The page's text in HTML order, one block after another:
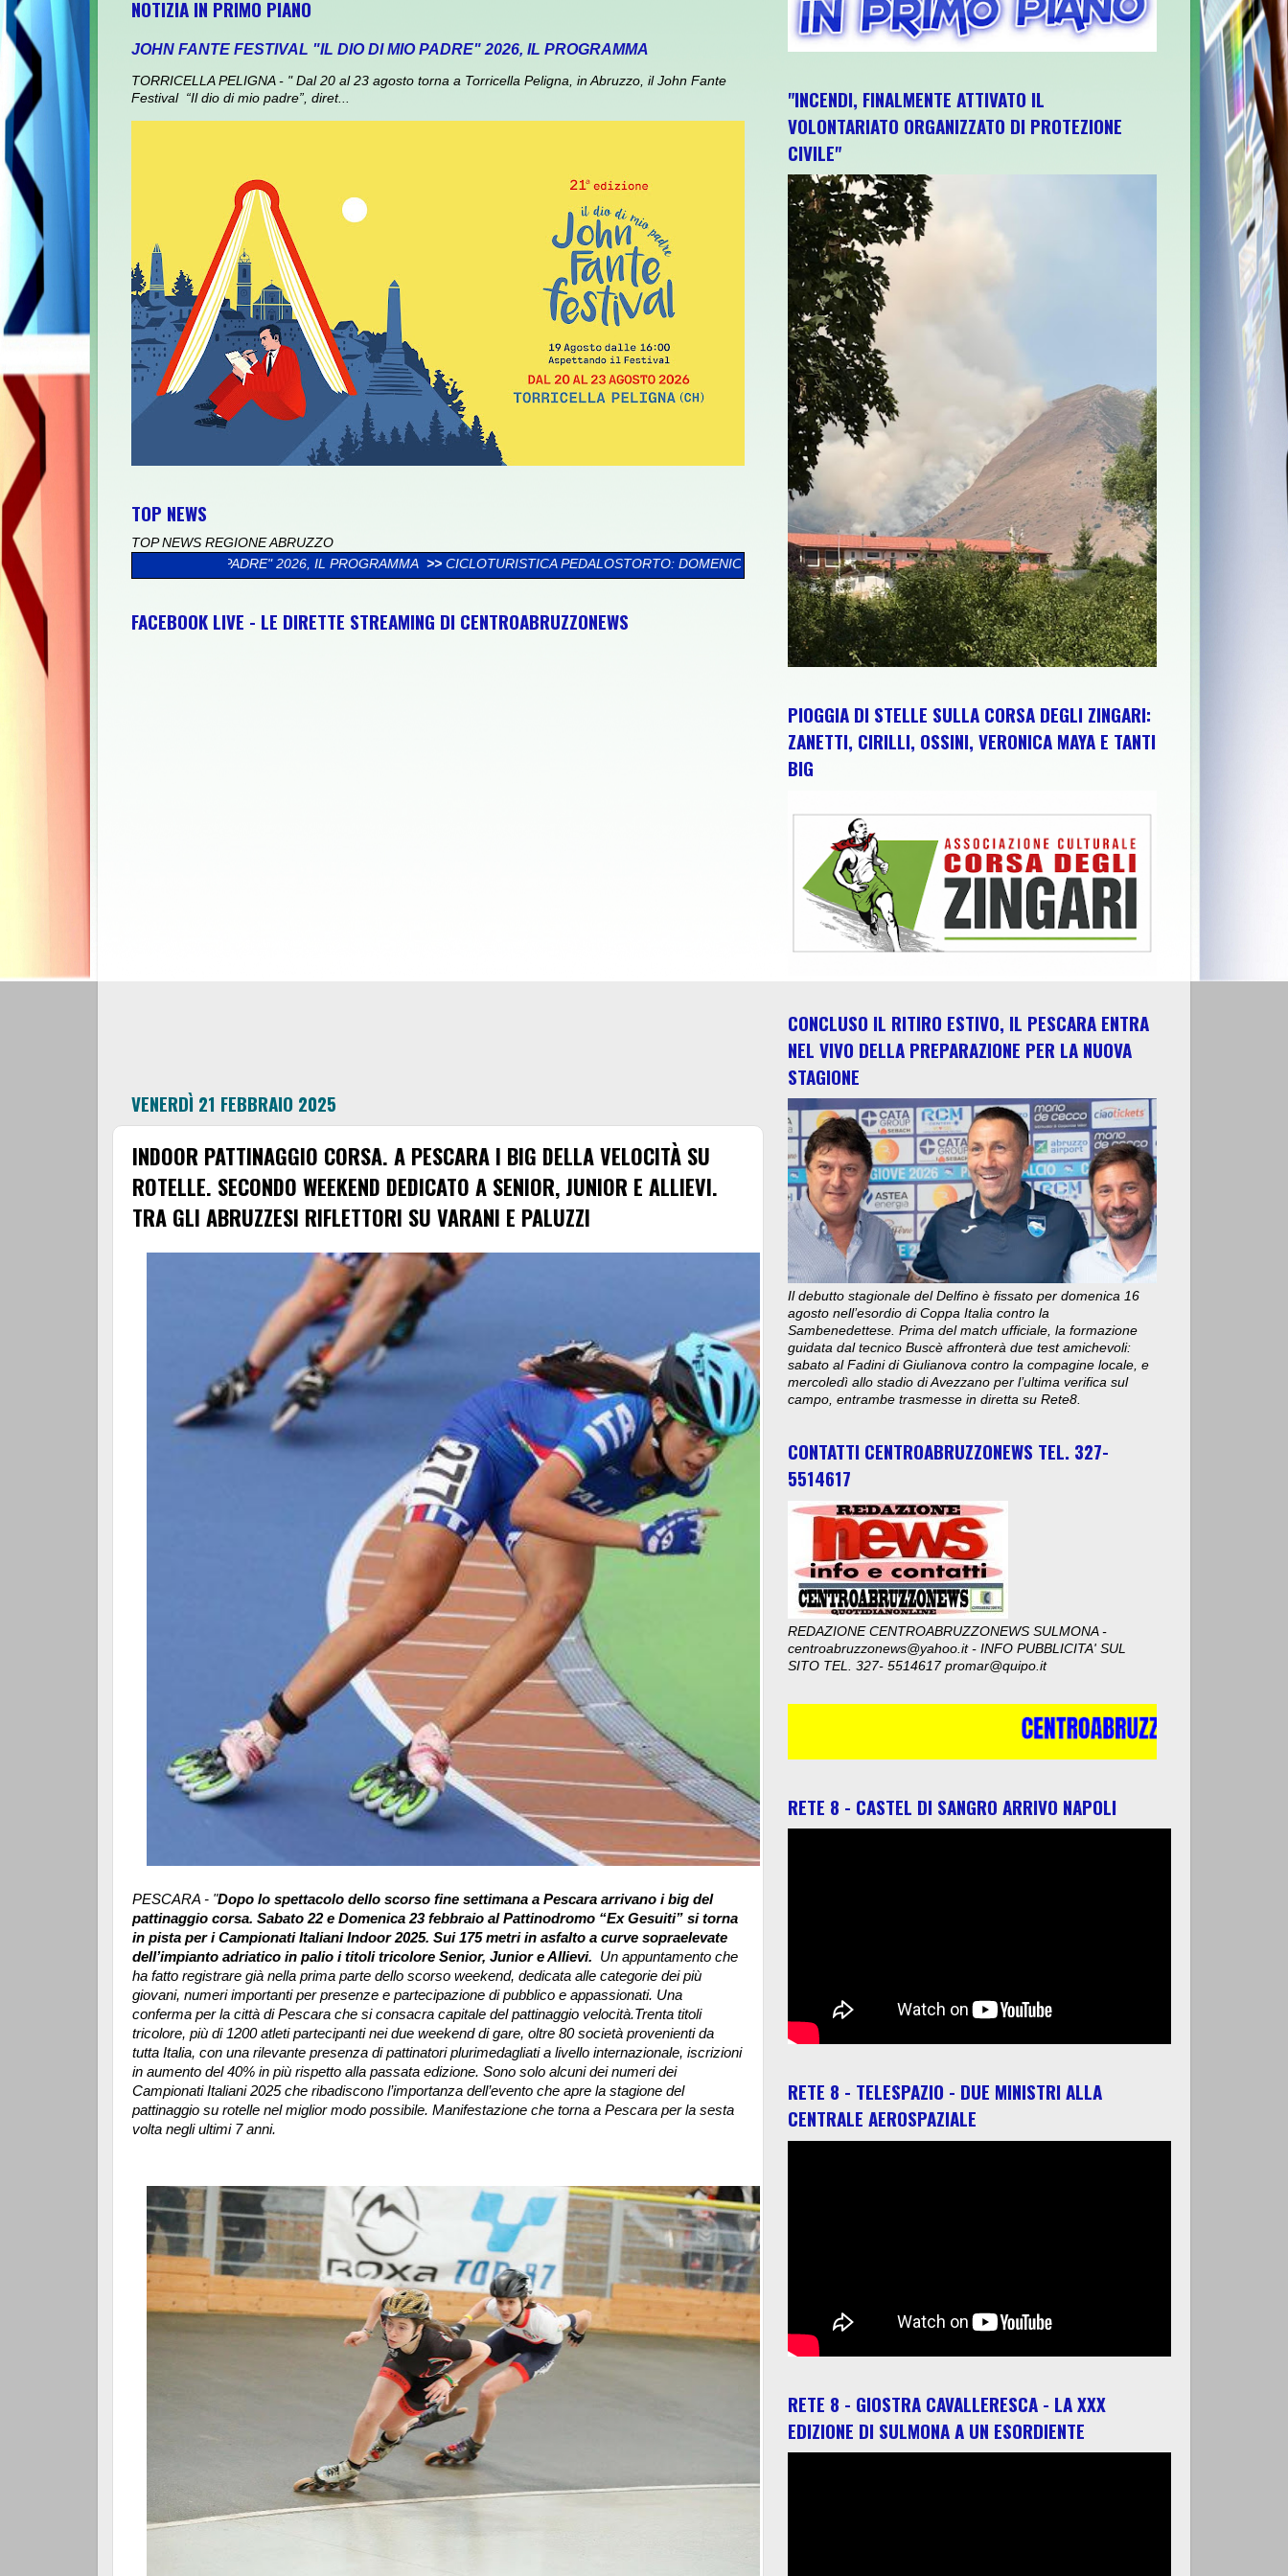
NOTIZIA IN PRIMO PIANO
JOHN FANTE FESTIVAL "IL DIO DI MIO PADRE" 2026, IL PROGRAMMA
TORRICELLA PELIGNA - " Dal 20 al 23 agosto torna a Torricella Peligna, in Abruzzo, il John Fante
Festival “Il dio di mio padre”, diret...
TOP NEWS
TOP NEWS REGIONE ABRUZZO
MIO PADRE" 2026, IL PROGRAMMA >> CICLOTURISTICA PEDALOSTORTO: DOMENICA 9 AGOSTO TORTORETO LIDO ACCOGLIE LA SESTA EDIZIONE TRA PEDALATE E SAPORI DEL TERRITORIO
FACEBOOK LIVE - LE DIRETTE STREAMING DI CENTROABRUZZONEWS
VENERDÌ 21 FEBBRAIO 2025
INDOOR PATTINAGGIO CORSA. A PESCARA I BIG DELLA VELOCITÀ SU
ROTELLE. SECONDO WEEKEND DEDICATO A SENIOR, JUNIOR E ALLIEVI.
TRA GLI ABRUZZESI RIFLETTORI SU VARANI E PALUZZI
PESCARA - "Dopo lo spettacolo dello scorso fine settimana a Pescara arrivano i big del
pattinaggio corsa. Sabato 22 e Domenica 23 febbraio al Pattinodromo “Ex Gesuiti” si torna
in pista per i Campionati Italiani Indoor 2025. Sui 175 metri in asfalto a curve sopraelevate
dell’impianto adriatico in palio i titoli tricolore Senior, Junior e Allievi. Un appuntamento che
ha fatto registrare già nella prima parte dello scorso weekend, dedicata alle categorie dei più
giovani, numeri importanti per presenze e partecipazione di pubblico e appassionati. Una
conferma per la città di Pescara che si consacra capitale del pattinaggio velocità.Trenta titoli
tricolore, più di 1200 atleti partecipanti nei due weekend di gare, oltre 80 società provenienti da
tutta Italia, con una rilevante presenza di pattinatori plurimedagliati a livello internazionale, iscrizioni
in aumento del 40% in più rispetto alla passata edizione. Sono solo alcuni dei numeri dei
Campionati Italiani 2025 che ribadiscono l’importanza dell’evento che apre la stagione del
pattinaggio su rotelle nel miglior modo possibile. Manifestazione che torna a Pescara per la sesta
volta negli ultimi 7 anni.
"INCENDI, FINALMENTE ATTIVATO IL
VOLONTARIATO ORGANIZZATO DI PROTEZIONE
CIVILE"
PIOGGIA DI STELLE SULLA CORSA DEGLI ZINGARI:
ZANETTI, CIRILLI, OSSINI, VERONICA MAYA E TANTI
BIG
CONCLUSO IL RITIRO ESTIVO, IL PESCARA ENTRA
NEL VIVO DELLA PREPARAZIONE PER LA NUOVA
STAGIONE
Il debutto stagionale del Delfino è fissato per domenica 16
agosto nell’esordio di Coppa Italia contro la
Sambenedettese. Prima del match ufficiale, la formazione
guidata dal tecnico Buscè affronterà due test amichevoli:
sabato al Fadini di Giulianova contro la compagine locale, e
mercoledì allo stadio di Avezzano per l’ultima verifica sul
campo, entrambe trasmesse in diretta su Rete8.
CONTATTI CENTROABRUZZONEWS TEL. 327-
5514617
REDAZIONE CENTROABRUZZONEWS SULMONA -
centroabruzzonews@yahoo.it - INFO PUBBLICITA' SUL
SITO TEL. 327- 5514617 promar@quipo.it
RETE 8 - CASTEL DI SANGRO ARRIVO NAPOLI
RETE 8 - TELESPAZIO - DUE MINISTRI ALLA
CENTRALE AEROSPAZIALE
RETE 8 - GIOSTRA CAVALLERESCA - LA XXX
EDIZIONE DI SULMONA A UN ESORDIENTE